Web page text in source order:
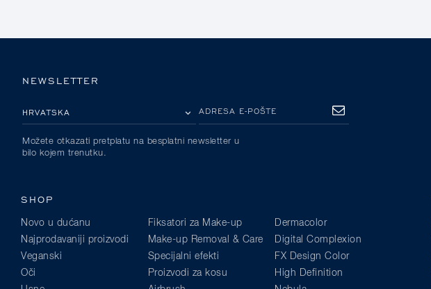
NEWSLETTER
ADRESA E-POŠTE
PRETPLATA
Možete otkazati pretplatu na besplatni newsletter u
bilo kojem trenutku.
SHOP
Novo u dućanu
Najprodavaniji proizvodi
Veganski
Oči
Fiksatori za Make-up
Make-up Removal & Care
Specijalni efekti
Proizvodi za kosu
Dermacolor
Digital Complexion
FX Design Color
High Definition